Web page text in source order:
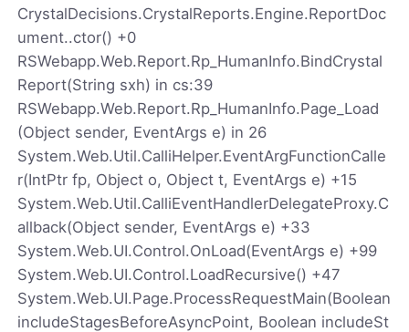
CrystalDecisions.CrystalReports.Engine.ReportDoc
ument..ctor() +0
RSWebapp.Web.Report.Rp_HumanInfo.BindCrystal
Report(String sxh) in cs:39
RSWebapp.Web.Report.Rp_HumanInfo.Page_Load
(Object sender, EventArgs e) in 26
System.Web.Util.CalliHelper.EventArgFunctionCalle
r(IntPtr fp, Object o, Object t, EventArgs e) +15
System.Web.Util.CalliEventHandlerDelegateProxy.C
allback(Object sender, EventArgs e) +33
System.Web.UI.Control.OnLoad(EventArgs e) +99
System.Web.UI.Control.LoadRecursive() +47
System.Web.UI.Page.ProcessRequestMain(Boolean
includeStagesBeforeAsyncPoint, Boolean includeSt